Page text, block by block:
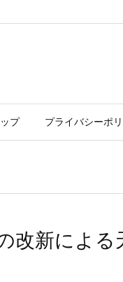
プ プライバシーポ
改新によ